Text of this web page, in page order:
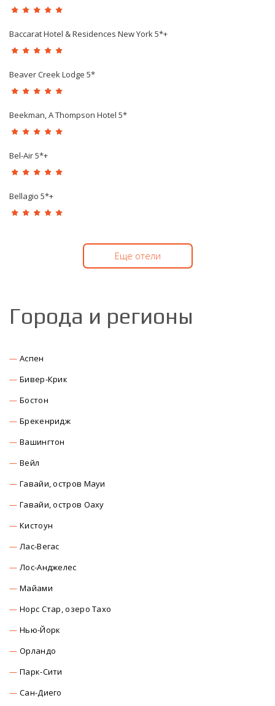
Baccarat Hotel & Residences New York 5*+
Beaver Creek Lodge 5*
Beekman, A Thompson Hotel 5*
Bel-Air 5*+
Bellagio 5*+
Еще отели
Города и регионы
Аспен
Бивер-Крик
Бостон
Брекенридж
Вашингтон
Вейл
Гавайи, остров Мауи
Гавайи, остров Оаху
Кистоун
Лас-Вегас
Лос-Анджелес
Майами
Норс Стар, озеро Тахо
Нью-Йорк
Орландо
Парк-Сити
Сан-Диего